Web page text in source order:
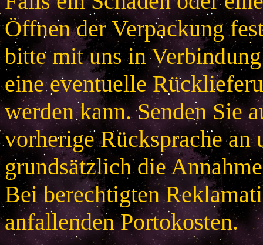
Öffnen der Verpackung
bitte mit uns in
eine eventuelle
werden kann. Senden Sie
vorherige Rücksprache
grundsätzlich die
Bei berechtigten
anfallenden Portokosten.